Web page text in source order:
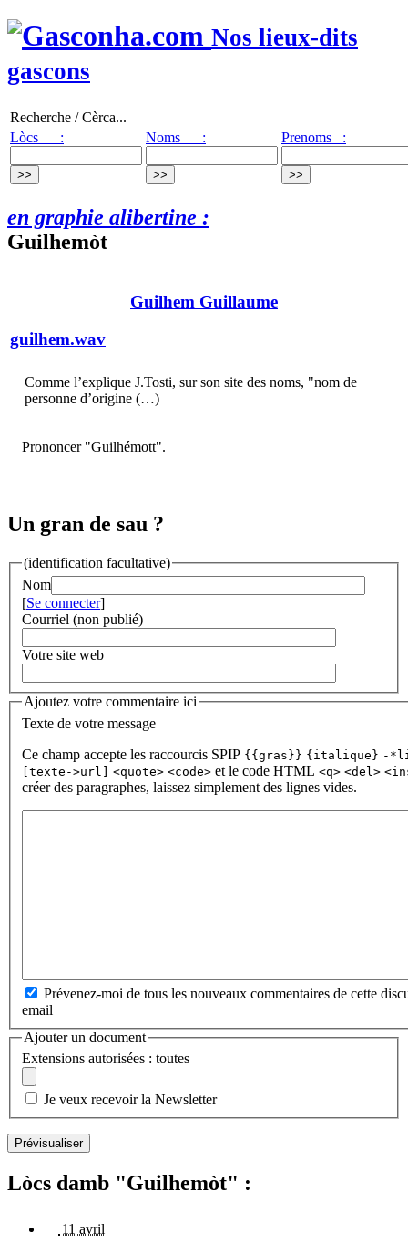
Nos lieux-dits
gascons
Recherche / Cèrca...
Lòcs :
Noms : Prenoms :
en graphie alibertine :
Guilhemòt
Guilhem Guillaume
guilhem.wav
Comme l’explique J.Tosti, sur son site des noms, "nom de
personne d’origine (…)
Prononcer "Guilhémott".
Un gran de sau ?
(identification facultative)
Nom
[Se connecter]
Courriel (non publié)
Votre site web
Ajoutez votre commentaire ici
Texte de votre message
Ce champ accepte les raccourcis SPIP {{gras}} {italique} -
[texte->url] <quote> <code> et le code HTML <q> <del>
créer des paragraphes, laissez simplement des lignes vides.
Prévenez-moi de tous les nouveaux commentaires de cette
email
Ajouter un document
Extensions autorisées : toutes
Je veux recevoir la Newsletter
Lòcs damb "Guilhemòt" :
11 avril